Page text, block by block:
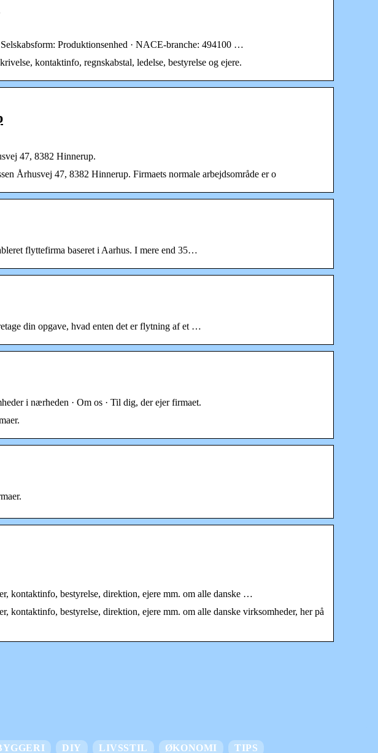
Produktionsenhed · NACE-branche: 494100 …
kontaktinfo, regnskabstal, ledelse, bestyrelse og ejere.
47, 8382 Hinnerup.
Århusvej 47, 8382 Hinnerup. Firmaets normale arbejdsområde er o
flyttefirma baseret i Aarhus. I mere end 35…
din opgave, hvad enten det er flytning af et …
i nærheden · Om os · Til dig, der ejer firmaet.
kontaktinfo, bestyrelse, direktion, ejere mm. om alle danske …
bestyrelse, direktion, ejere mm. om alle danske virksomheder, her på
DIY LIVSSTIL ØKONOMI TIPS